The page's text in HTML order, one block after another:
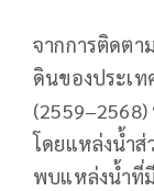
จากการติดต
ดินของประเท
โดยแหล่งน้ำ
พบแหล่งน้ำที่